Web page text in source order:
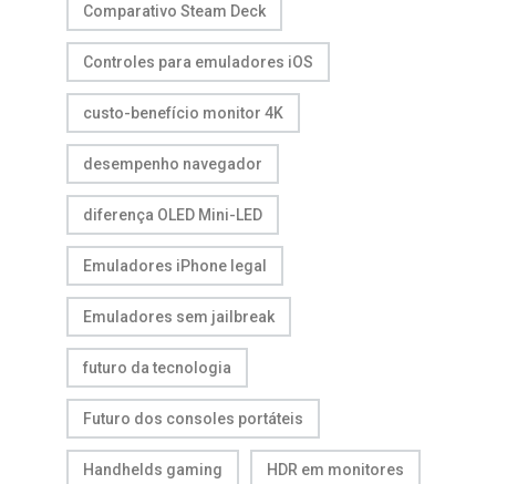
Comparativo Steam Deck
Controles para emuladores iOS
custo-benefício monitor 4K
desempenho navegador
diferença OLED Mini-LED
Emuladores iPhone legal
Emuladores sem jailbreak
futuro da tecnologia
Futuro dos consoles portáteis
Handhelds gaming HDR em monitores